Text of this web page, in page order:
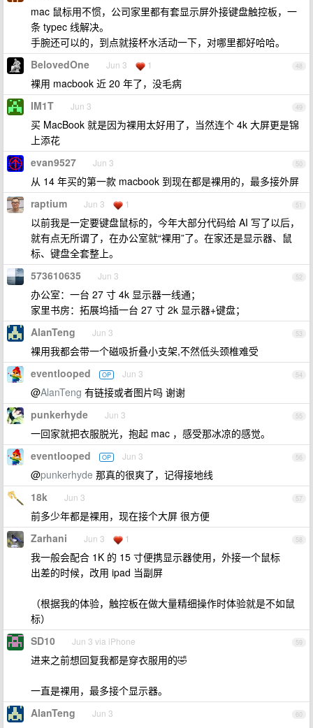
mac 鼠标用不惯，公司家里都有套显示屏外接键盘触控板，一
条 typec 线解决。
手腕还可以的，到点就接杯水活动一下，对哪里都好哈哈。
48
BelovedOne Jun 3 1
裸用 macbook 近 20 年了，没毛病
49
IM1T Jun 3
买 MacBook 就是因为裸用太好用了，当然连个 4k 大屏更是锦
上添花
50
evan9527 Jun 3
从 14 年买的第一款 macbook 到现在都是裸用的，最多接外屏
51
raptium Jun 3 1
以前我是一定要键盘鼠标的，今年大部分代码给 AI 写了以后，
就有点无所谓了，在办公室就“裸用”了。在家还是显示器、鼠
标、键盘全套整上。
52
573610635 Jun 3
办公室：一台 27 寸 4k 显示器一线通；
家里书房：拓展坞插一台 27 寸 2k 显示器+键盘；
53
AlanTeng Jun 3
裸用我都会带一个磁吸折叠小支架,不然低头颈椎难受
54
eventlooped OP Jun 3
@AlanTeng 有链接或者图片吗 谢谢
55
punkerhyde Jun 3
一回家就把衣服脱光，抱起 mac ，感受那冰凉的感觉。
56
eventlooped OP Jun 3
@punkerhyde 那真的很爽了，记得接地线
57
18k Jun 3
前多少年都是裸用，现在接个大屏 很方便
58
Zarhani Jun 3 1
我一般会配合 1K 的 15 寸便携显示器使用，外接一个鼠标
出差的时候，改用 ipad 当副屏
（根据我的体验，触控板在做大量精细操作时体验就是不如鼠
标）
59
SD10 Jun 3 via iPhone
进来之前想回复我都是穿衣服用的🤣
一直是裸用，最多接个显示器。
60
AlanTeng Jun 3